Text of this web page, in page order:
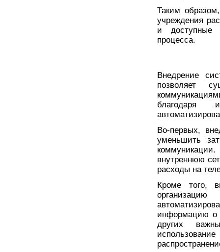
Таким
учреждения
и доступные
процесса.
Внедрение
позволяет
благодаря
Во-первых,
уменьшить
внутреннюю
расходы на
Кроме того,
информацию о
других